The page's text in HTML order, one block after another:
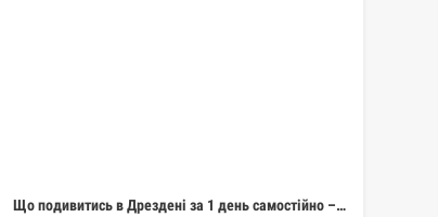
Що подивитись в Дрездені за 1 день самостійно –…